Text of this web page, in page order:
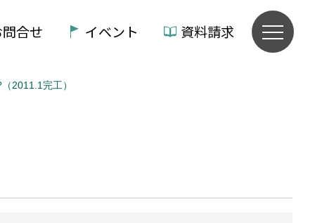
問合せ イベント 資料請求
2011.1完工）